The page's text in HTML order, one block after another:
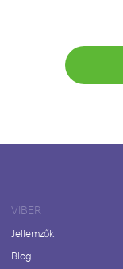
VIBER
Jellemzők
Blog